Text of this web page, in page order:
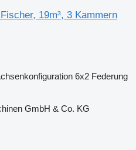
19m³, 3 Kammern
6x2 Federung
GmbH & Co. KG